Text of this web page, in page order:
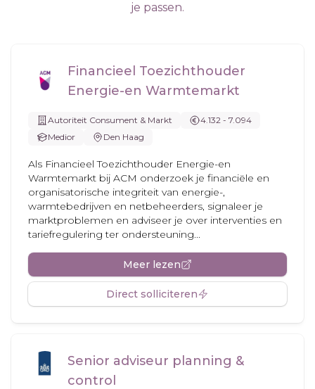
je passen.
Financieel Toezichthouder
Energie-en Warmtemarkt
Autoriteit Consument & Markt
4.132 - 7.094
Medior
Den Haag
Als Financieel Toezichthouder Energie-en
Warmtemarkt bij ACM onderzoek je financiële en
organisatorische integriteit van energie-,
warmtebedrijven en netbeheerders, signaleer je
marktproblemen en adviseer je over interventies en
tariefregulering ter ondersteuning...
Meer lezen
Direct solliciteren
Senior adviseur planning &
control